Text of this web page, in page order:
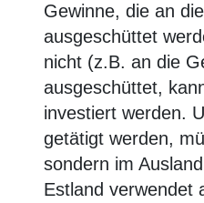
Gewinne, die an
ausgeschüttet
nicht (z.B. an die
ausgeschüttet,
investiert werden.
getätigt werden,
sondern im
Estland verwendet